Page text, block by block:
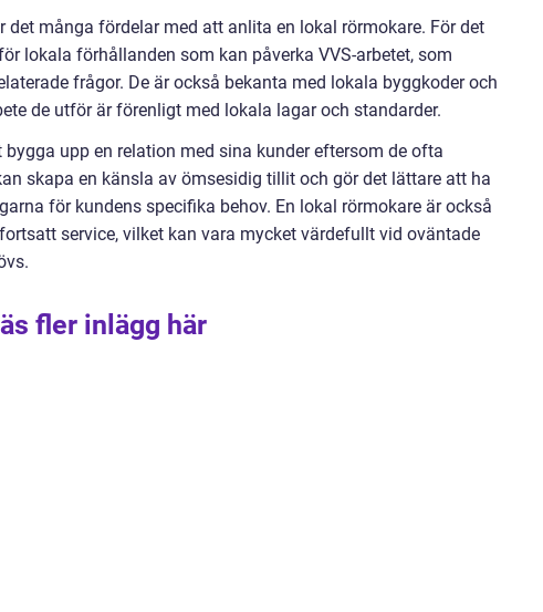
det många fördelar med att anlita en lokal rörmokare. För det
lokala förhållanden som kan påverka VVS-arbetet, som
frågor. De är också bekanta med lokala byggkoder och
de utför är förenligt med lokala lagar och standarder.
upp en relation med sina kunder eftersom de ofta
skapa en känsla av ömsesidig tillit och gör det lättare att ha
för kundens specifika behov. En lokal rörmokare är också
service, vilket kan vara mycket värdefullt vid oväntade
fler inlägg här